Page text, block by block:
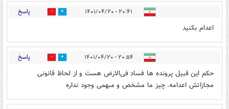
۲۰:۴۱ - ۱۴۰۱/۰۴/۲۰ 6 پاسخ
اعدام بکنید
۲۰:۵۴ - ۱۴۰۱/۰۴/۲۰ 9 پاسخ
حکم این قبیل پرونده ها فساد فی‌الارض هست و از لحاظ قانونی
مجازاتش اعدامه. چیز ما مشخص و مبهمی وجود نداره